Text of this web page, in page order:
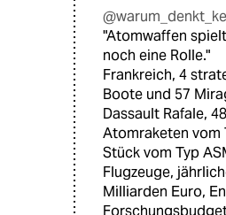
"Atomwaffen
noch eine Rolle."
Frankreich, 4
Boote und 57
Dassault Rafale,
Atomraketen vom
Stück vom Typ
Flugzeuge,
Milliarden Euro,